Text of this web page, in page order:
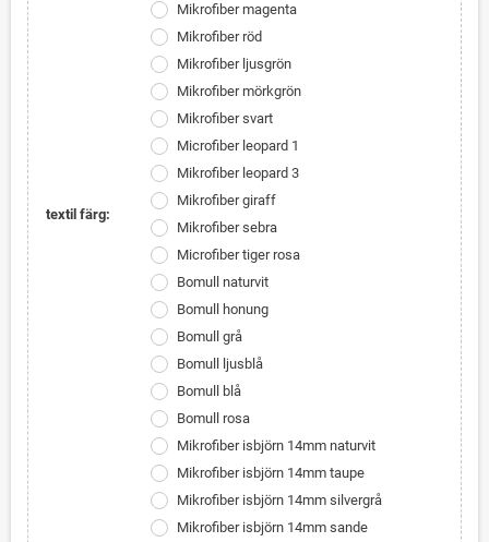
textil färg:
Mikrofiber magenta
Mikrofiber röd
Mikrofiber ljusgrön
Mikrofiber mörkgrön
Mikrofiber svart
Microfiber leopard 1
Mikrofiber leopard 3
Mikrofiber giraff
Mikrofiber sebra
Microfiber tiger rosa
Bomull naturvit
Bomull honung
Bomull grå
Bomull ljusblå
Bomull blå
Bomull rosa
Mikrofiber isbjörn 14mm naturvit
Mikrofiber isbjörn 14mm taupe
Mikrofiber isbjörn 14mm silvergrå
Mikrofiber isbjörn 14mm sande